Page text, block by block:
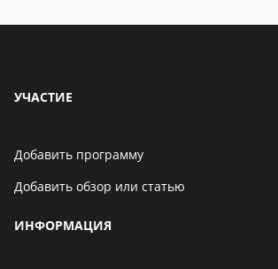
УЧАСТИЕ
Добавить программу
Добавить обзор или статью
ИНФОРМАЦИЯ